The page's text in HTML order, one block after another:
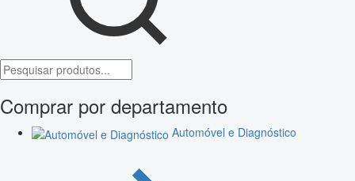
Comprar por departamento
Automóvel e Diagnóstico